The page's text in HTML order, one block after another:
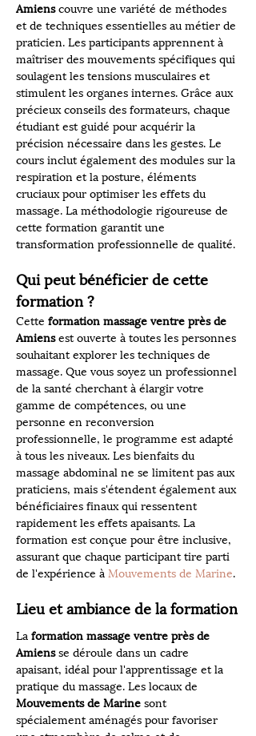
Amiens couvre une variété de méthodes
et de techniques essentielles au métier de
praticien. Les participants apprennent à
maîtriser des mouvements spécifiques qui
soulagent les tensions musculaires et
stimulent les organes internes. Grâce aux
précieux conseils des formateurs, chaque
étudiant est guidé pour acquérir la
précision nécessaire dans les gestes. Le
cours inclut également des modules sur la
respiration et la posture, éléments
cruciaux pour optimiser les effets du
massage. La méthodologie rigoureuse de
cette formation garantit une
transformation professionnelle de qualité.
Qui peut bénéficier de cette
formation ?
Cette formation massage ventre près de
Amiens est ouverte à toutes les personnes
souhaitant explorer les techniques de
massage. Que vous soyez un professionnel
de la santé cherchant à élargir votre
gamme de compétences, ou une
personne en reconversion
professionnelle, le programme est adapté
à tous les niveaux. Les bienfaits du
massage abdominal ne se limitent pas aux
praticiens, mais s'étendent également aux
bénéficiaires finaux qui ressentent
rapidement les effets apaisants. La
formation est conçue pour être inclusive,
assurant que chaque participant tire parti
de l'expérience à Mouvements de Marine.
Lieu et ambiance de la formation
La formation massage ventre près de
Amiens se déroule dans un cadre
apaisant, idéal pour l'apprentissage et la
pratique du massage. Les locaux de
Mouvements de Marine sont
spécialement aménagés pour favoriser